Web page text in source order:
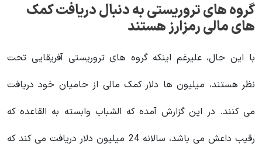
گروه های تروریستی به دنبال دریافت کمک
های مالی رمزارز هستند
با این حال، علیرغم اینکه گروه های تروریستی آفریقایی تحت
نظر هستند، میلیون ها دلار کمک مالی از حامیان خود دریافت
می کنند. در این گزارش آمده که الشباب وابسته به القاعده که
رقیب داعش می باشد، سالانه 24 میلیون دلار دریافت می کند که